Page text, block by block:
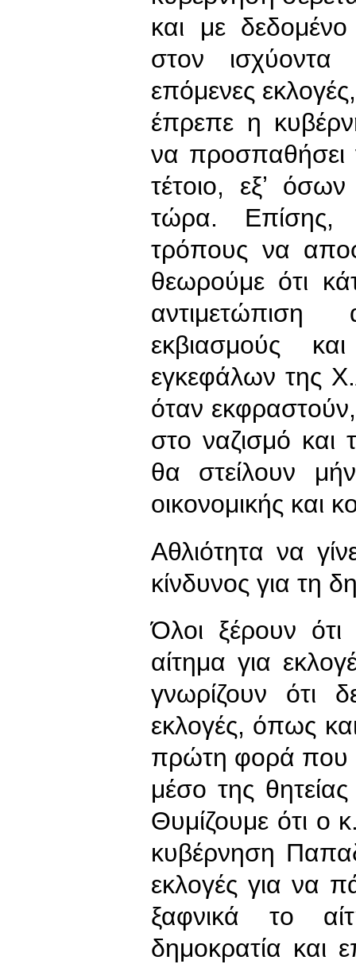
και με
στον ισχύοντα
επόμενες
έπρεπε η
να προσπαθήσει
τέτοιο, εξʼ
τώρα. Επίσης,
τρόπους να
θεωρούμε ότι
εκβιασμούς
εγκεφάλων της
όταν
στο ναζισμό
θα στείλουν
οικονομικής και
Αθλιότητα να
κίνδυνος για τη
Όλοι ξέρουν
αίτημα για
γνωρίζουν ότι
εκλογές, όπως
πρώτη φορά που
μέσο της
Θυμίζουμε ότι ο
κυβέρνηση
εκλογές για να
ξαφνικά το
δημοκρατία και